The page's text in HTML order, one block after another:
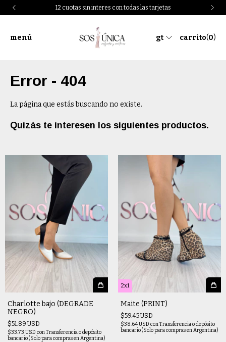
12 cuotas sin interes con todas las tarjetas
menú gt carrito(0)
Error - 404
La página que estás buscando no existe.
Quizás te interesen los siguientes productos.
Charlotte bajo (DEGRADE
NEGRO)
$51.89 USD
$33.73 USD conTransferencia o depósito
bancario (Solo para compras en Argentina)
2x1
Maite (PRINT)
$59.45 USD
$38.64 USD conTransferencia o depósito
bancario (Solo para compras en Argentina)